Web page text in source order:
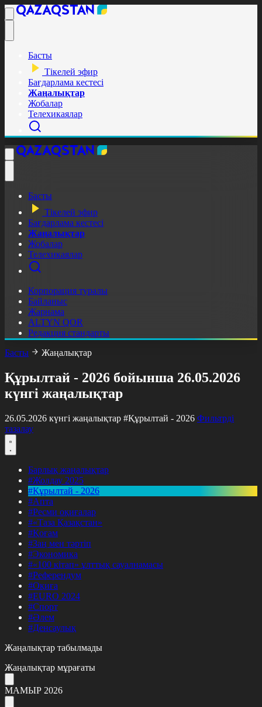
Басты
Тікелей эфир
Бағдарлама кестесі
Жаңалықтар
Жобалар
Телехикаялар
Басты
Тікелей эфир
Бағдарлама кестесі
Жаңалықтар
Жобалар
Телехикаялар
Корпорация туралы
Байланыс
Жарнама
ALTYN QOR
Редакция стандарты
Басты
Жаңалықтар
Құрылтай - 2026 бойынша 26.05.2026
күнгі жаңалықтар
26.05.2026 күнгі жаңалықтар #Құрылтай - 2026 Фильтрді
тазалау
Барлық жаңалықтар
#Жолдау 2025
#Құрылтай - 2026
#Апта
#Ресми оқиғалар
#«Таза Қазақстан»
#Қоғам
#Заң мен тәртіп
#Экономика
#«100 кітап» ұлттық сауалнамасы
#Референдум
#Оқиға
#EURO 2024
#Спорт
#Әлем
#Денсаулық
Жаңалықтар табылмады
Жаңалықтар мұрағаты
МАМЫР 2026